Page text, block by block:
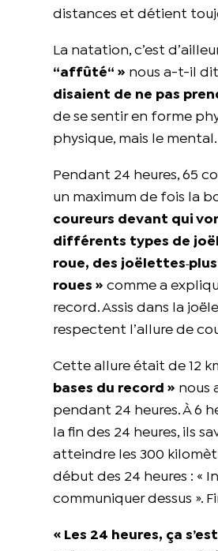
distances et détient
La natation, c’est
“affûté“ » nous a-t-il
disaient de ne pas
de se sentir en forme
physique, mais le mental.
Pendant 24 heures, 65
un maximum de fois la
coureurs devant qui
différents types de
roue, des joëlettes
roues »comme a
record. Assis dans la
respectent l’allure de
Cette allure était de 12
bases du record » nous
pendant 24 heures. À 6
la fin des 24 heures, ils
atteindre les 300
début des 24 heures : «
communiquer dessus ».
« Les 24 heures, ça